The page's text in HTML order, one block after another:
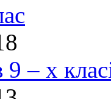
9 – х